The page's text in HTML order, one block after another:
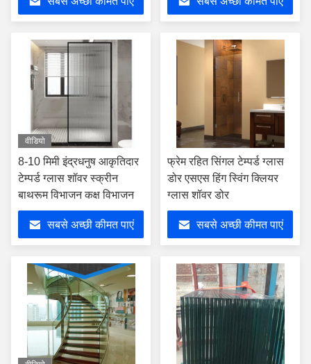
वीडियो
8-10 मिमी इंद्रधनुष आकृतिदार
टेम्पर्ड ग्लास शॉवर स्क्रीन
बाथरूम विभाजन कक्ष विभाजन
सबसे अच्छी कीमत पाएं
फ्रेम रहित सिंगल टेम्पर्ड ग्लास
डोर एसएस हिंग स्विंग क्लियर
ग्लास शॉवर डोर
सबसे अच्छी कीमत पाएं